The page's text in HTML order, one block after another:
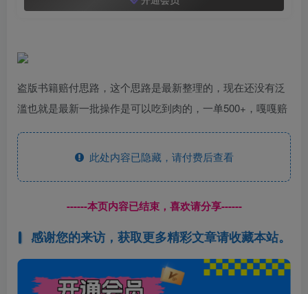
盗版书籍赔付思路，这个思路是最新整理的，现在还没有泛
滥也就是最新一批操作是可以吃到肉的，一单500+，嘎嘎赔
此处内容已隐藏，请付费后查看
------本页内容已结束，喜欢请分享------
感谢您的来访，获取更多精彩文章请收藏本站。